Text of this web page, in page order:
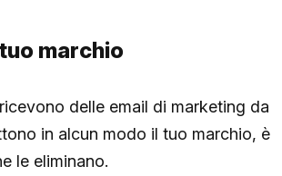
marchio
delle email di marketing da
in alcun modo il tuo marchio, è
le eliminano.